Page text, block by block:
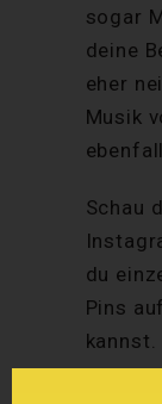
sogar
deine
eher
Musik
Schau
du
Pins
kannst.